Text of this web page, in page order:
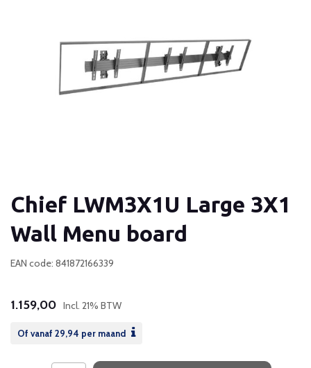
Chief LWM3X1U Large 3X1
Wall Menu board
EAN code: 841872166339
1.159,00 Incl. 21% BTW
Of vanaf 29,94 per maand